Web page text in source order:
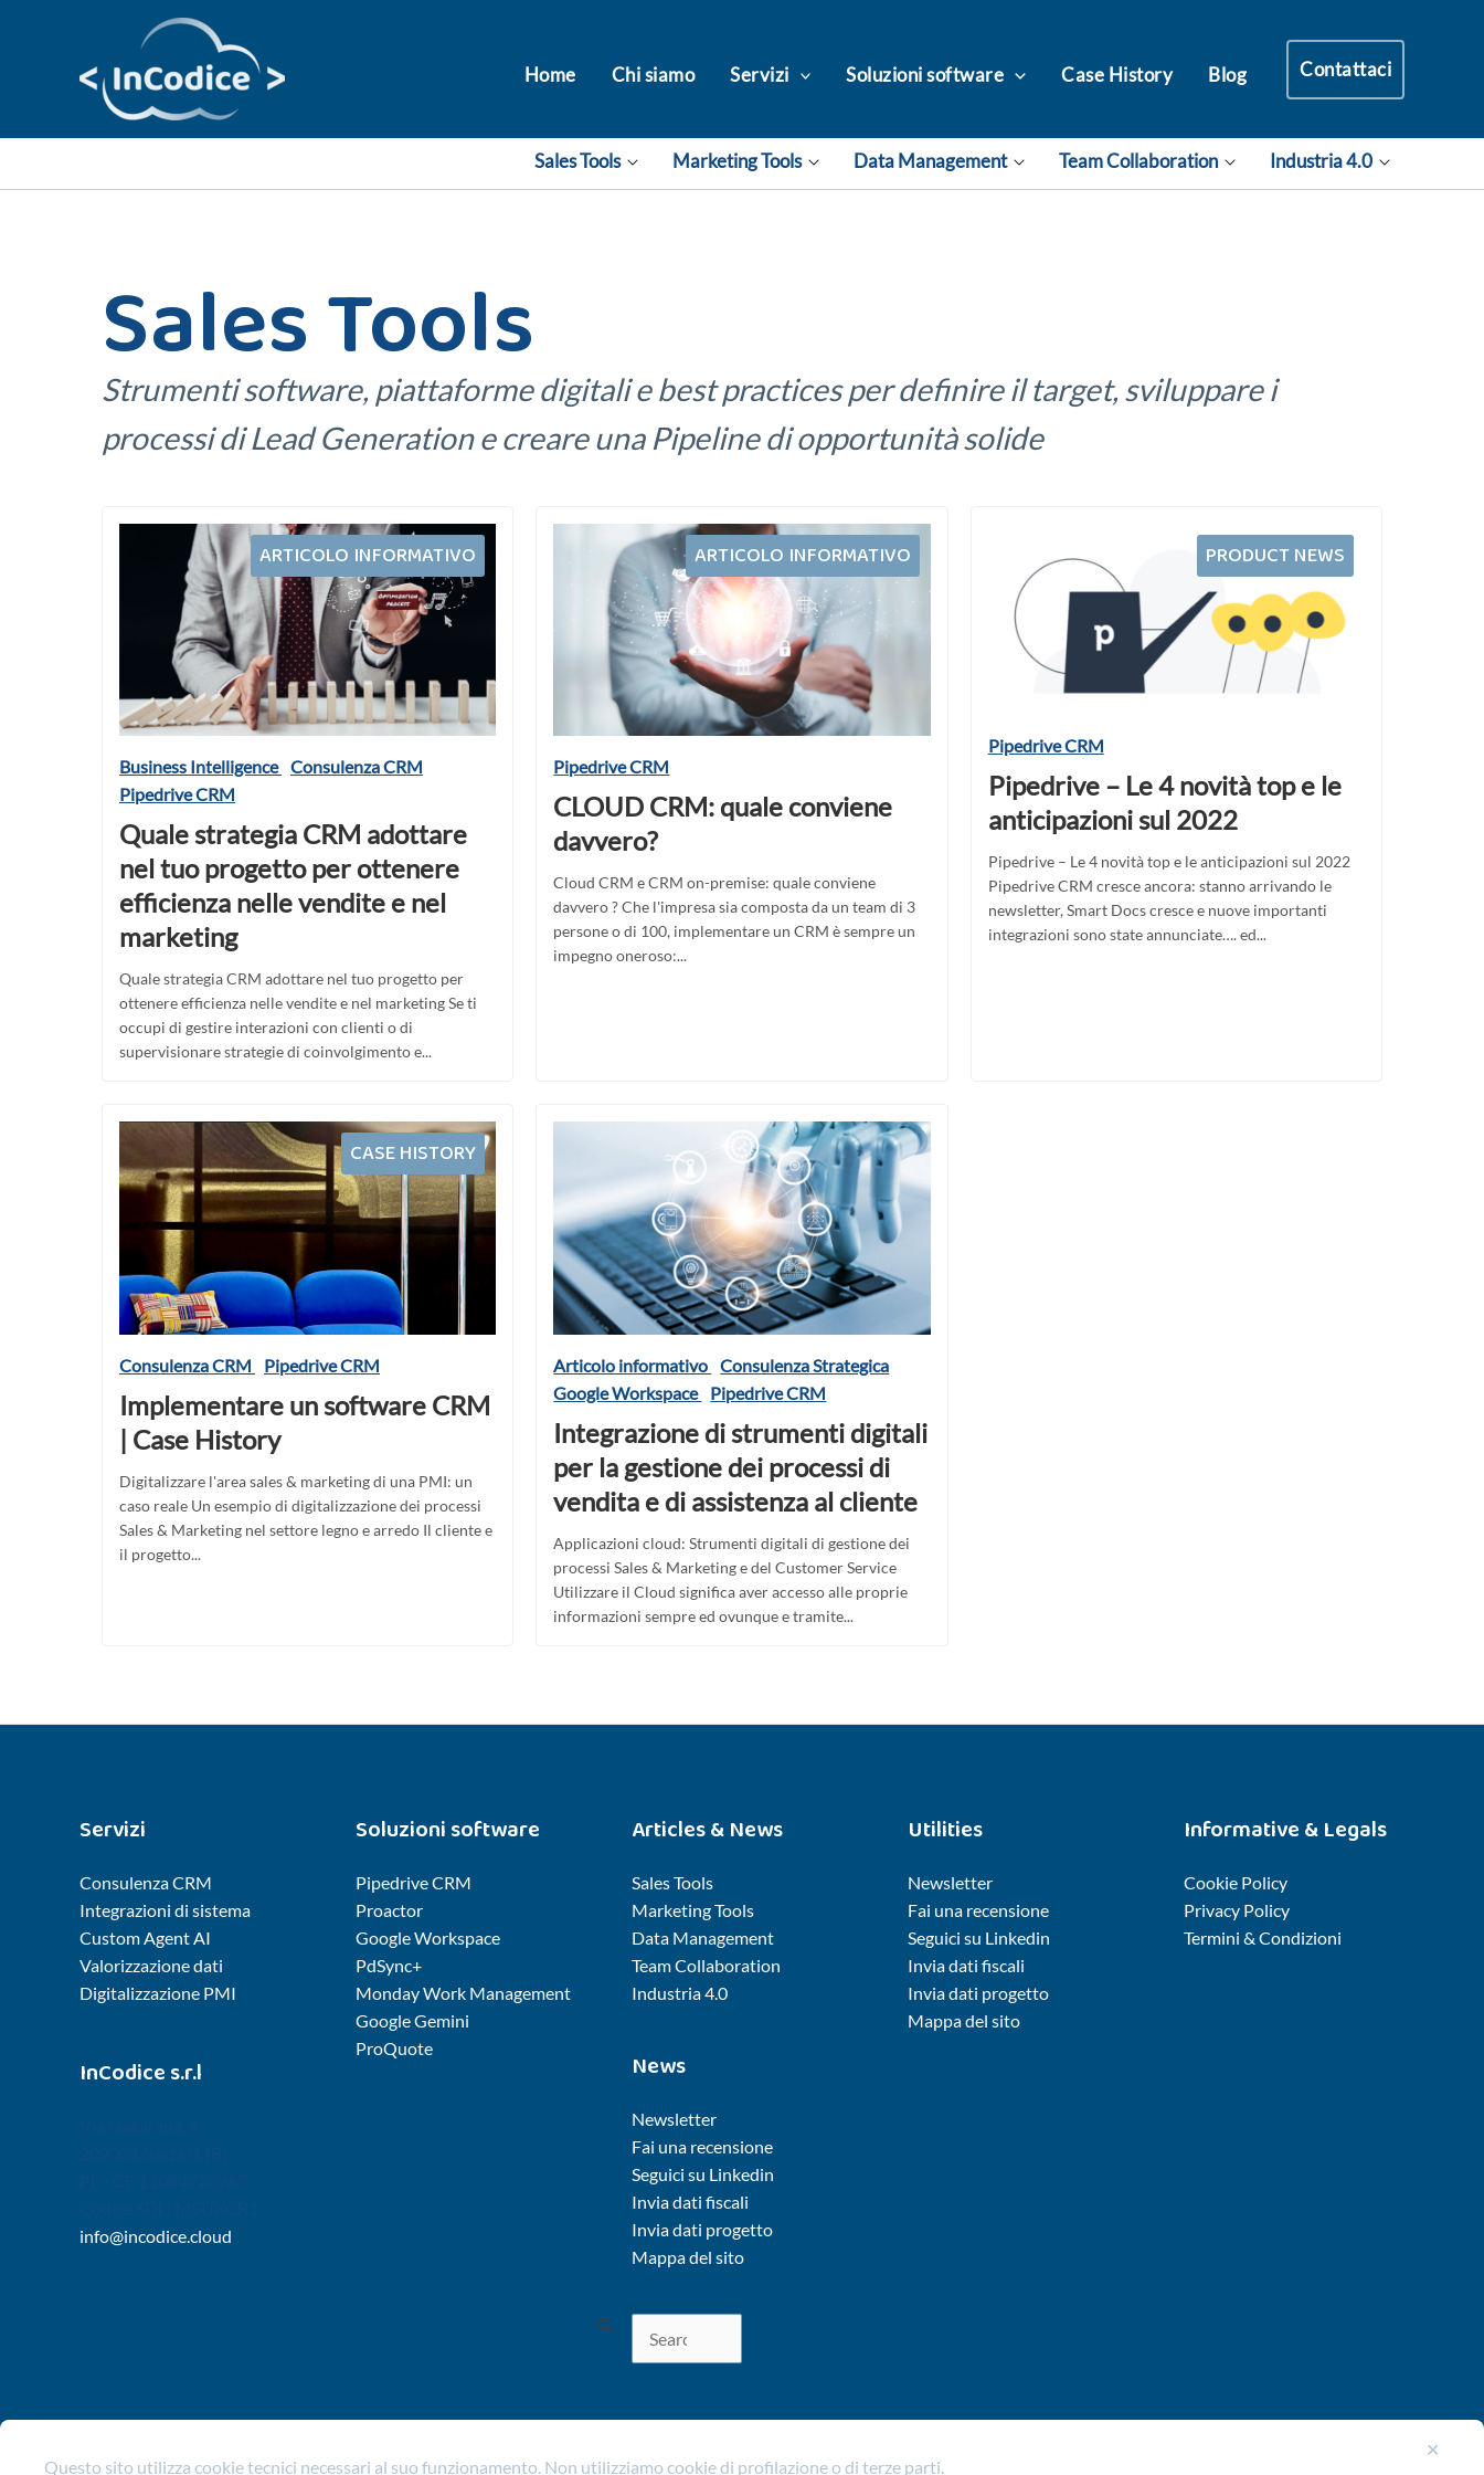
Home Chi siamo Servizi Soluzioni software Case History Blog Contattaci
Sales Tools Marketing Tools Data Management Team Collaboration Industria 4.0
Sales Tools
Strumenti software, piattaforme digitali e best practices per definire il target, sviluppare i
processi di Lead Generation e creare una Pipeline di opportunità solide
ARTICOLO INFORMATIVO
Business Intelligence Consulenza CRM
Pipedrive CRM
Quale strategia CRM adottare
nel tuo progetto per ottenere
efficienza nelle vendite e nel
marketing
Quale strategia CRM adottare nel tuo progetto per
ottenere efficienza nelle vendite e nel marketing Se ti
occupi di gestire interazioni con clienti o di
supervisionare strategie di coinvolgimento e...
ARTICOLO INFORMATIVO
Pipedrive CRM
CLOUD CRM: quale conviene
davvero?
Cloud CRM e CRM on-premise: quale conviene
davvero ? Che l'impresa sia composta da un team di 3
persone o di 100, implementare un CRM è sempre un
impegno oneroso:...
PRODUCT NEWS
Pipedrive CRM
Pipedrive – Le 4 novità top e le
anticipazioni sul 2022
Pipedrive – Le 4 novità top e le anticipazioni sul 2022
Pipedrive CRM cresce ancora: stanno arrivando le
newsletter, Smart Docs cresce e nuove importanti
integrazioni sono state annunciate…. ed...
CASE HISTORY
Consulenza CRM Pipedrive CRM
Implementare un software CRM
| Case History
Digitalizzare l'area sales & marketing di una PMI: un
caso reale Un esempio di digitalizzazione dei processi
Sales & Marketing nel settore legno e arredo Il cliente e
il progetto...
Articolo informativo Consulenza Strategica
Google Workspace Pipedrive CRM
Integrazione di strumenti digitali
per la gestione dei processi di
vendita e di assistenza al cliente
Applicazioni cloud: Strumenti digitali di gestione dei
processi Sales & Marketing e del Customer Service
Utilizzare il Cloud significa aver accesso alle proprie
informazioni sempre ed ovunque e tramite...
Servizi
Consulenza CRM
Integrazioni di sistema
Custom Agent AI
Valorizzazione dati
Digitalizzazione PMI
InCodice s.r.l
info@incodice.cloud
Soluzioni software
Pipedrive CRM
Proactor
Google Workspace
PdSync+
Monday Work Management
Google Gemini
ProQuote
Articles & News
Sales Tools
Marketing Tools
Data Management
Team Collaboration
Industria 4.0
News
Newsletter
Fai una recensione
Seguici su Linkedin
Invia dati fiscali
Invia dati progetto
Mappa del sito
Utilities
Newsletter
Fai una recensione
Seguici su Linkedin
Invia dati fiscali
Invia dati progetto
Mappa del sito
Informative & Legals
Cookie Policy
Privacy Policy
Termini & Condizioni
✕
Questo sito utilizza cookie tecnici necessari al suo funzionamento. Non utilizziamo cookie di profilazione o di terze parti.